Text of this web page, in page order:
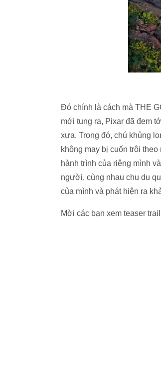
Đó chính là cách mà THE
mới tung ra, Pixar đã đem
xưa. Trong đó, chú khủng
không may bị cuốn trôi
hành trình của riêng mình
người, cùng nhau chu du
của mình và phát hiện ra
Mời các bạn xem teaser